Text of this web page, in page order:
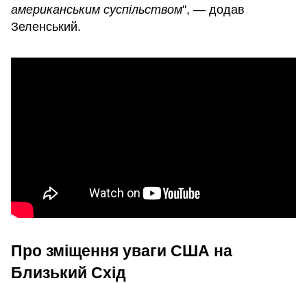
американським суспільством", — додав
Зеленський.
Про зміщення уваги США на
Близький Схід